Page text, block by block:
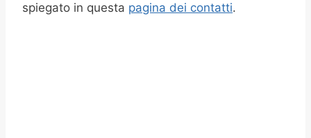
spiegato in questa pagina dei contatti.